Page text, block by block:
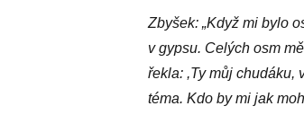
Zbyšek: „Když mi bylo
v gypsu. Celých osm
řekla: ,Ty můj chudáku,
téma. Kdo by mi jak